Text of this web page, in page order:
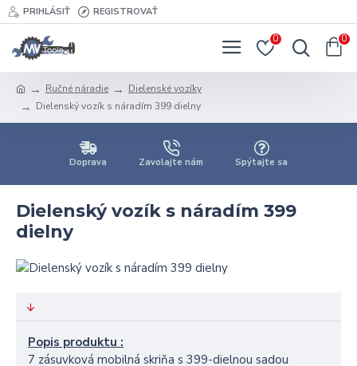
PRIHLÁSIŤ REGISTROVAŤ
0 0
Ručné náradie
Dielenské vozíky
Dielenský vozík s náradím 399 dielny
Doprava Zavolajte nám Spýtajte sa
Dielenský vozík s náradím 399
dielny
Popis produktu :
7 zásuvková mobilná skriňa s 399-dielnou sadou